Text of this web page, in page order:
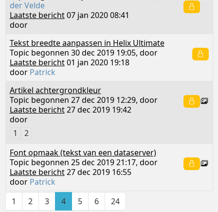
der Velde
Laatste bericht07 jan 2020 08:41
door
Tekst breedte aanpassen in Helix Ultimate
Topic begonnen 30 dec 2019 19:05, door
Laatste bericht01 jan 2020 19:18
door Patrick
Artikel achtergrondkleur
Topic begonnen 27 dec 2019 12:29, door
Laatste bericht27 dec 2019 19:42
door
1
2
Font opmaak (tekst van een dataserver)
Topic begonnen 25 dec 2019 21:17, door
Laatste bericht27 dec 2019 16:55
door Patrick
1
2 3 4 5 6 24